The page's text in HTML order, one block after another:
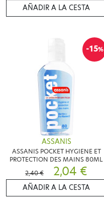
AÑADIR A LA CESTA
-15%
ASSANIS
ASSANIS POCKET HYGIENE ET
PROTECTION DES MAINS 80ML
2,40 €
2,04 €
AÑADIR A LA CESTA